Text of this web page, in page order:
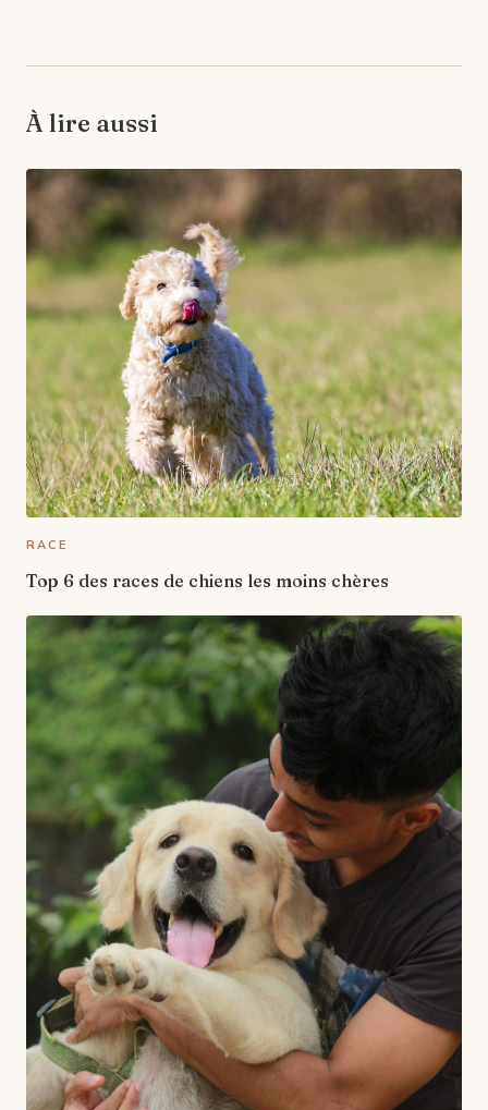
À lire aussi
RACE
Top 6 des races de chiens les moins chères